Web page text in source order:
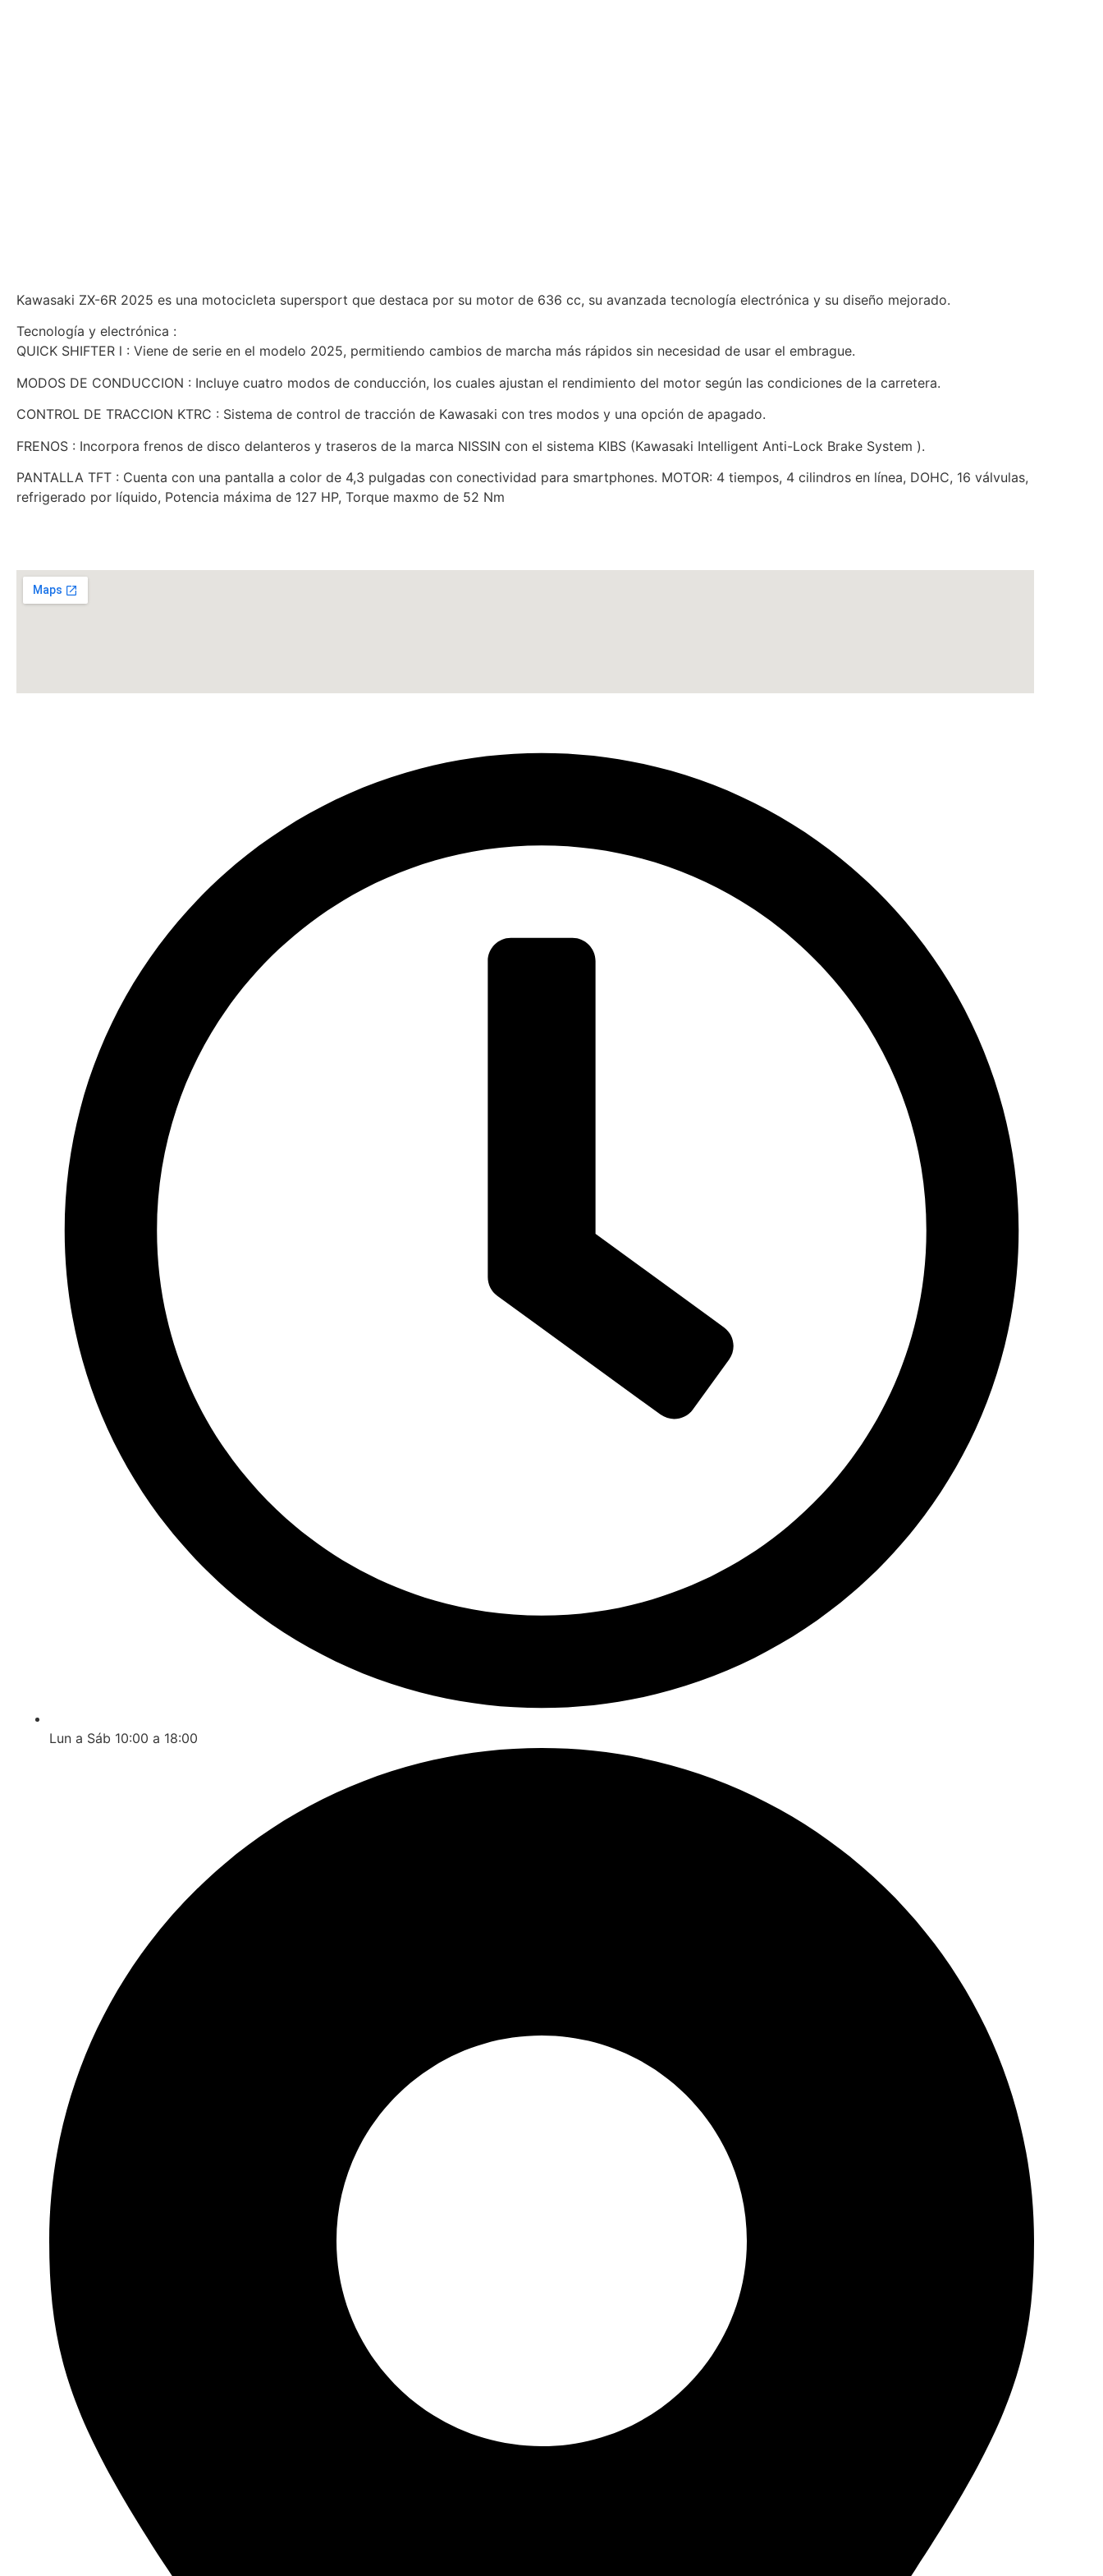
Kawasaki ZX-6R 2025 es una motocicleta supersport que destaca por su motor de 636 cc, su avanzada tecnología electrónica y su diseño mejorado.
Tecnología y electrónica :
QUICK SHIFTER l : Viene de serie en el modelo 2025, permitiendo cambios de marcha más rápidos sin necesidad de usar el embrague.
MODOS DE CONDUCCION : Incluye cuatro modos de conducción, los cuales ajustan el rendimiento del motor según las condiciones de la carretera.
CONTROL DE TRACCION KTRC : Sistema de control de tracción de Kawasaki con tres modos y una opción de apagado.
FRENOS : Incorpora frenos de disco delanteros y traseros de la marca NISSIN con el sistema KIBS (Kawasaki Intelligent Anti-Lock Brake System ).
PANTALLA TFT : Cuenta con una pantalla a color de 4,3 pulgadas con conectividad para smartphones. MOTOR: 4 tiempos, 4 cilindros en línea, DOHC, 16 válvulas,
refrigerado por líquido, Potencia máxima de 127 HP, Torque maxmo de 52 Nm
Lun a Sáb 10:00 a 18:00